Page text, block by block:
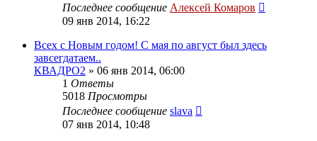
Последнее сообщение Алексей Комаров
09 янв 2014, 16:22
Всех с Новым годом! С мая по август был здесь
завсегдатаем..
КВАДРО2 » 06 янв 2014, 06:00
1 Ответы
5018 Просмотры
Последнее сообщение slava
07 янв 2014, 10:48